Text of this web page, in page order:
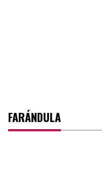
FARÁNDULA